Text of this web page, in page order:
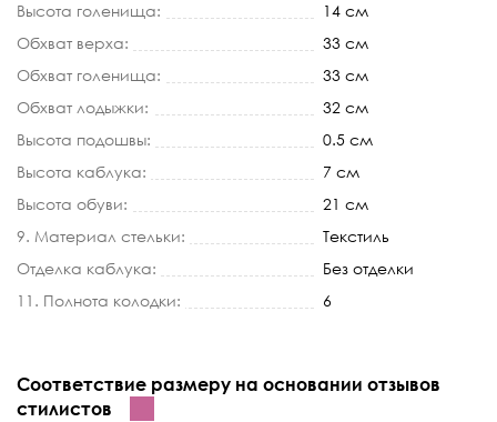
Высота голенища:
14 см
Обхват верха:
33 см
Обхват голенища:
33 см
Обхват лодыжки:
32 см
Высота подошвы:
0.5 см
Высота каблука:
7 см
Высота обуви:
21 см
9. Материал стельки:
Текстиль
Отделка каблука:
Без отделки
11. Полнота колодки:
6
Соответствие размеру на основании отзывов
стилистов